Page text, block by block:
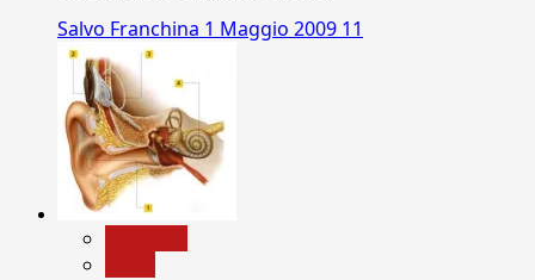
Salvo Franchina 1 Maggio 2009 11